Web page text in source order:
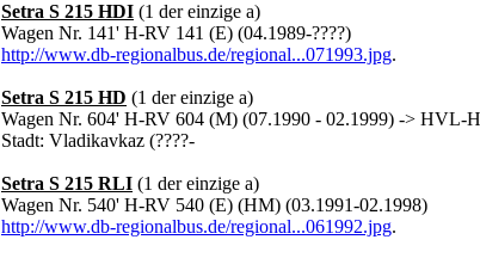
Setra S 215 HDI (1 der einzige a)
Wagen Nr. 141' H-RV 141 (E) (04.1989-????)
http://www.db-regionalbus.de/regional...071993.jpg.
Setra S 215 HD (1 der einzige a)
Wagen Nr. 604' H-RV 604 (M) (07.1990 - 02.1999) -> HVL-
Stadt: Vladikavkaz (????-
Setra S 215 RLI (1 der einzige a)
Wagen Nr. 540' H-RV 540 (E) (HM) (03.1991-02.1998)
http://www.db-regionalbus.de/regional...061992.jpg.